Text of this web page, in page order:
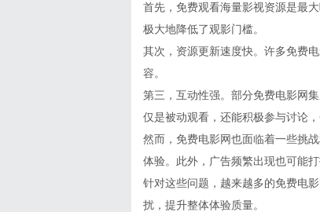
首先，免费观看海量影视资源是最
极大地降低了观影门槛。
其次，资源更新速度快。许多免费
容。
第三，互动性强。部分免费电影网
仅是被动观看，还能积极参与讨论，
然而，免费电影网也面临着一些挑
体验。此外，广告频繁出现也可能
针对这些问题，越来越多的免费电
扰，提升整体体验质量。